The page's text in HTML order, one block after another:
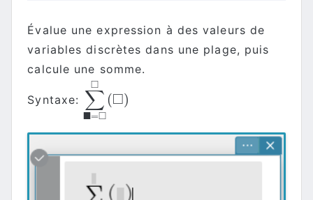
Évalue une expression à des valeurs de
variables discrètes dans une plage, puis
calcule une somme.
Syntaxe: ∑
■=□
□
(□)
∑■ =□□